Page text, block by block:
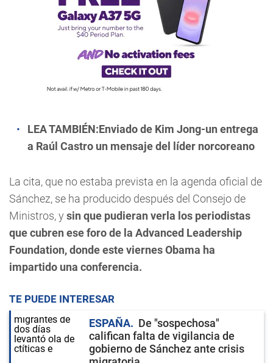
LEA TAMBIÉN:Enviado de Kim Jong-un entrega
a Raúl Castro un mensaje del líder norcoreano
La cita, que no estaba prevista en la agenda oficial de
Sánchez, se ha producido después del Consejo de
Ministros, y sin que pudieran verla los periodistas
que cubren ese foro de la Advanced Leadership
Foundation, donde este viernes Obama ha
impartido una conferencia.
TE PUEDE INTERESAR
ESPAÑA
De "sospechosa"
califican falta de vigilancia de
gobierno de Sánchez ante crisis